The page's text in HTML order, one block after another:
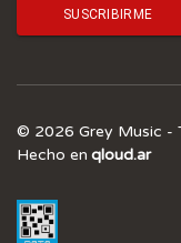
© 2026 Grey Music -
Hecho en qloud.ar